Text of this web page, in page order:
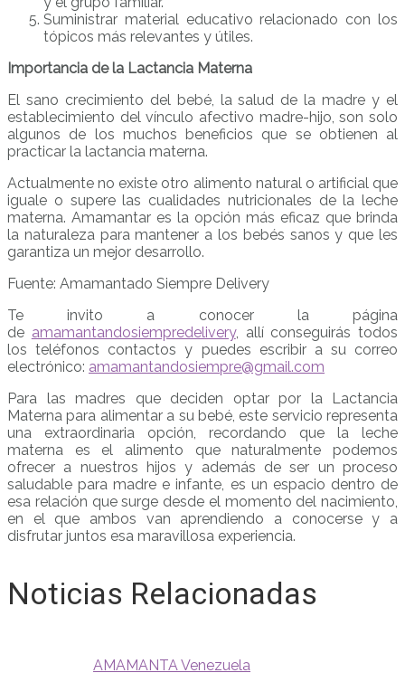
Suministrar material educativo relacionado con los
tópicos más relevantes y útiles.
Importancia de la Lactancia Materna
El sano crecimiento del bebé, la salud de la madre y el
establecimiento del vínculo afectivo madre-hijo, son solo
algunos de los muchos beneficios que se obtienen al
practicar la lactancia materna.
Actualmente no existe otro alimento natural o artificial que
iguale o supere las cualidades nutricionales de la leche
materna. Amamantar es la opción más eficaz que brinda
la naturaleza para mantener a los bebés sanos y que les
garantiza un mejor desarrollo.
Fuente: Amamantado Siempre Delivery
Te invito a conocer la página
de amamantandosiempredelivery, allí conseguirás todos
los teléfonos contactos y puedes escribir a su correo
electrónico: amamantandosiempre@gmail.com
Para las madres que deciden optar por la Lactancia
Materna para alimentar a su bebé, este servicio representa
una extraordinaria opción, recordando que la leche
materna es el alimento que naturalmente podemos
ofrecer a nuestros hijos y además de ser un proceso
saludable para madre e infante, es un espacio dentro de
esa relación que surge desde el momento del nacimiento,
en el que ambos van aprendiendo a conocerse y a
disfrutar juntos esa maravillosa experiencia.
Noticias Relacionadas
AMAMANTA Venezuela